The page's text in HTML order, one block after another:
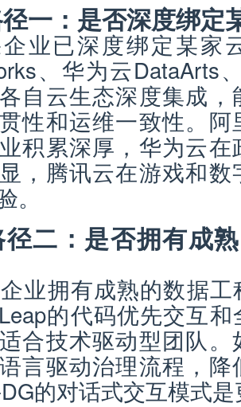
一：是否深度绑定
业已深度绑定某家
、华为云DataArts
自云生态深度集成
性和运维一致性。
积累深厚，华为云
，腾讯云在游戏和
。
二：是否拥有成
业拥有成熟的数据
的代码优先交互
合技术驱动型团队
言驱动治理流程，
的对话式交互模式